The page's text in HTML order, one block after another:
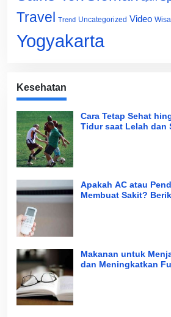
Travel Trend Uncategorized Video
Yogyakarta
Kesehatan
Cara Tetap Sehat
Tidur saat Lelah dan
Apakah AC atau
Membuat Sakit?
Makanan untuk
dan Meningkatkan